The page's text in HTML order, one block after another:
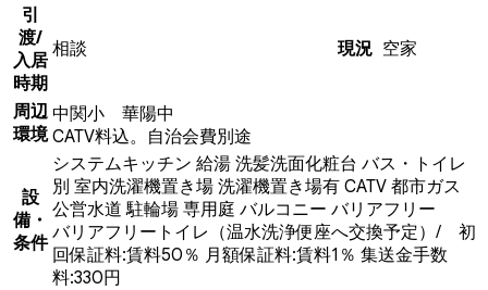
引
渡/
入居
時期
相談 現況 空家
周辺
環境
中関小 華陽中
CATV料込。自治会費別途
設
備・
条件
システムキッチン 給湯 洗髪洗面化粧台 バス・トイレ
別 室内洗濯機置き場 洗濯機置き場有 CATV 都市ガス
公営水道 駐輪場 専用庭 バルコニー バリアフリー
バリアフリートイレ（温水洗浄便座へ交換予定）/ 初
回保証料:賃料50％ 月額保証料:賃料1％ 集送金手数
料:330円